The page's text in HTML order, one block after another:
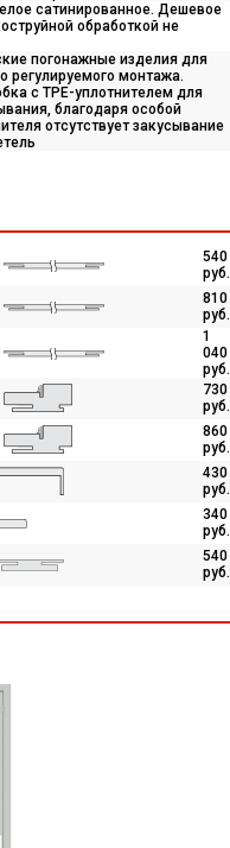
сатинированное. Дешевое
обработкой не
погонажные изделия для
регулируемого монтажа.
с TPE-уплотнителем для
благодаря особой
отсутствует закусывание
540
руб.
810
руб.
1
040
руб.
730
руб.
860
руб.
430
руб.
340
руб.
540
руб.